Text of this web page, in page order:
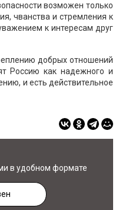
возможен только
чванства и стремления к
к интересам друг
добрых отношений
Россию как надежного и
и есть действительное
в удобном формате